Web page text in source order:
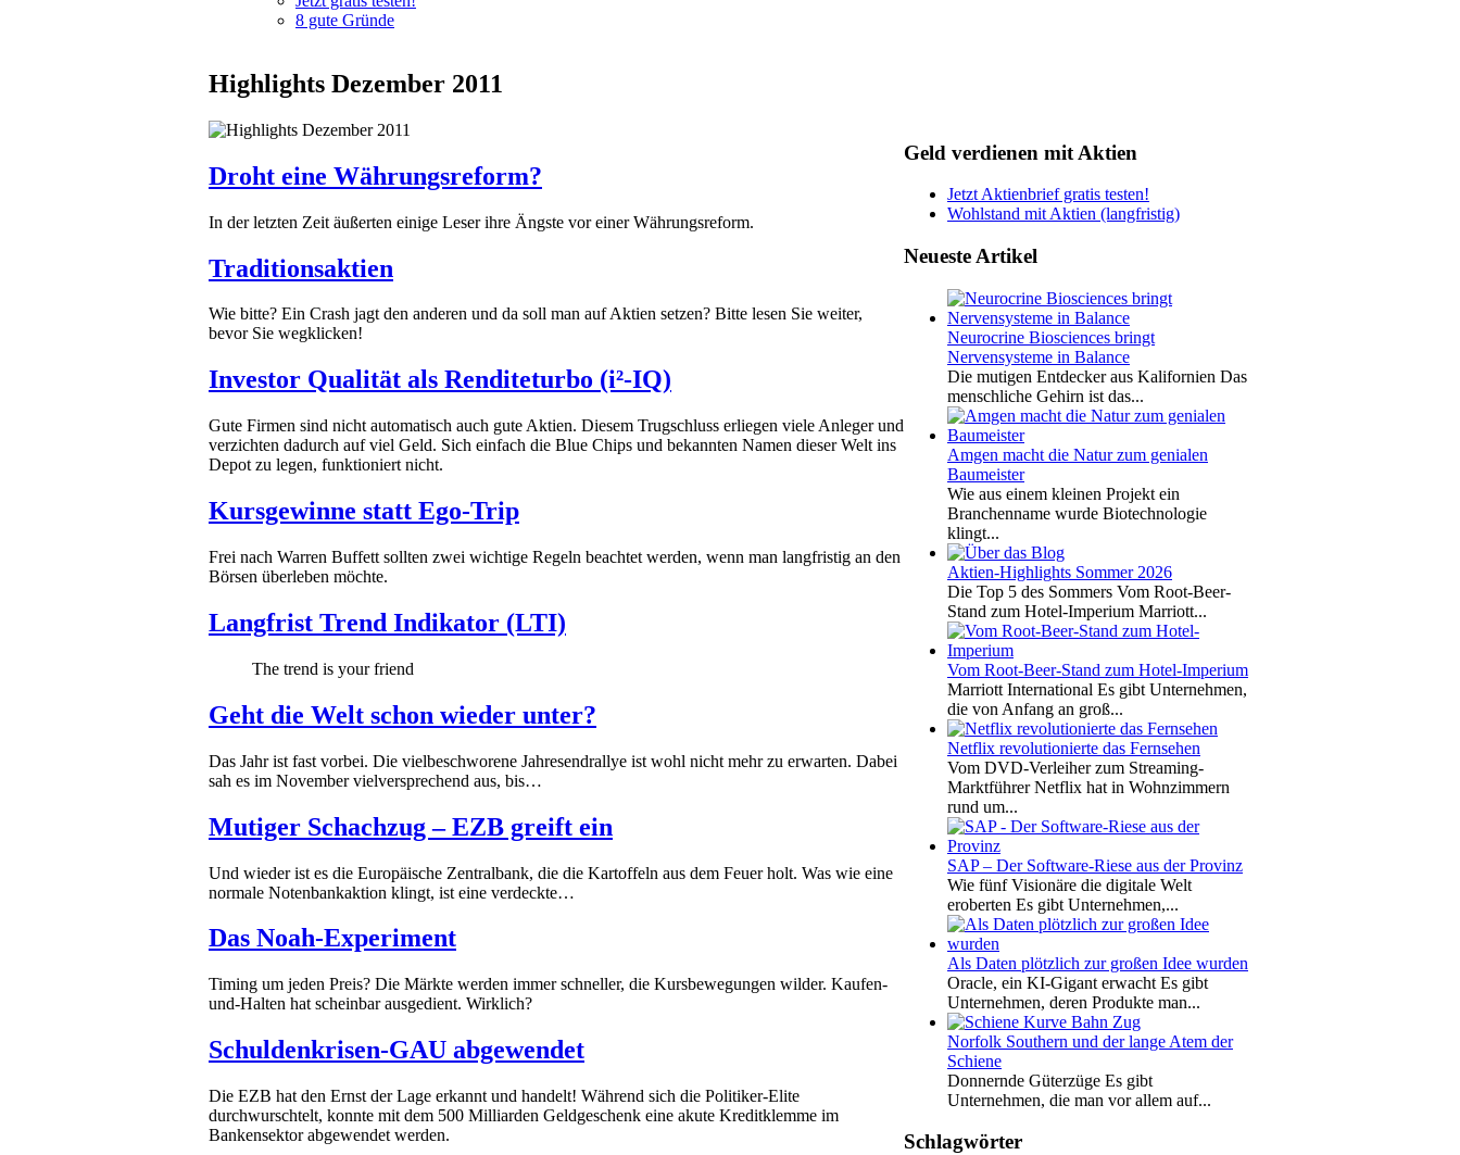
8 gute Gründe
Highlights Dezember 2011
Droht eine Währungsreform?
In der letzten Zeit äußerten einige Leser ihre Ängste vor einer Währungsreform.
Traditionsaktien
Wie bitte? Ein Crash jagt den anderen und da soll man auf Aktien setzen? Bitte lesen Sie weiter,
bevor Sie wegklicken!
Investor Qualität als Renditeturbo (i²-IQ)
Gute Firmen sind nicht automatisch auch gute Aktien. Diesem Trugschluss erliegen viele Anleger und
verzichten dadurch auf viel Geld. Sich einfach die Blue Chips und bekannten Namen dieser Welt ins
Depot zu legen, funktioniert nicht.
Kursgewinne statt Ego-Trip
Frei nach Warren Buffett sollten zwei wichtige Regeln beachtet werden, wenn man langfristig an den
Börsen überleben möchte.
Langfrist Trend Indikator (LTI)
The trend is your friend
Geht die Welt schon wieder unter?
Das Jahr ist fast vorbei. Die vielbeschworene Jahresendrallye ist wohl nicht mehr zu erwarten. Dabei
sah es im November vielversprechend aus, bis…
Mutiger Schachzug – EZB greift ein
Und wieder ist es die Europäische Zentralbank, die die Kartoffeln aus dem Feuer holt. Was wie eine
normale Notenbankaktion klingt, ist eine verdeckte…
Das Noah-Experiment
Timing um jeden Preis? Die Märkte werden immer schneller, die Kursbewegungen wilder. Kaufen-
und-Halten hat scheinbar ausgedient. Wirklich?
Schuldenkrisen-GAU abgewendet
Die EZB hat den Ernst der Lage erkannt und handelt! Während sich die Politiker-Elite
durchwurschtelt, konnte mit dem 500 Milliarden Geldgeschenk eine akute Kreditklemme im
Bankensektor abgewendet werden.
Geld verdienen mit Aktien
Jetzt Aktienbrief gratis testen!
Wohlstand mit Aktien (langfristig)
Neueste Artikel
Neurocrine Biosciences bringt
Nervensysteme in Balance
Die mutigen Entdecker aus Kalifornien Das
menschliche Gehirn ist das...
Amgen macht die Natur zum genialen
Baumeister
Wie aus einem kleinen Projekt ein
Branchenname wurde Biotechnologie
klingt...
Aktien-Highlights Sommer 2026
Die Top 5 des Sommers Vom Root-Beer-
Stand zum Hotel-Imperium Marriott...
Vom Root-Beer-Stand zum Hotel-Imperium
Marriott International Es gibt Unternehmen,
die von Anfang an groß...
Netflix revolutionierte das Fernsehen
Vom DVD-Verleiher zum Streaming-
Marktführer Netflix hat in Wohnzimmern
rund um...
SAP – Der Software-Riese aus der Provinz
Wie fünf Visionäre die digitale Welt
eroberten Es gibt Unternehmen,...
Als Daten plötzlich zur großen Idee wurden
Oracle, ein KI-Gigant erwacht Es gibt
Unternehmen, deren Produkte man...
Norfolk Southern und der lange Atem der
Schiene
Donnernde Güterzüge Es gibt
Unternehmen, die man vor allem auf...
Schlagwörter